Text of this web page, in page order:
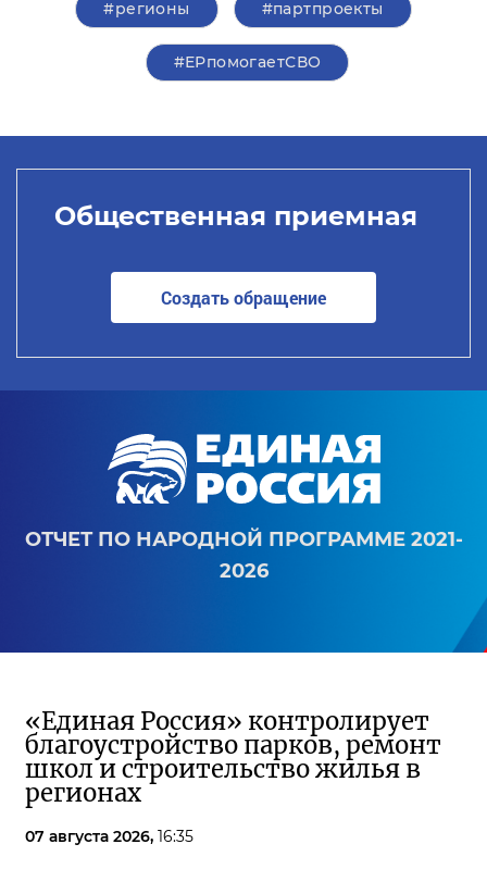
#регионы #партпроекты
#ЕРпомогаетСВО
Общественная приемная
Создать обращение
ОТЧЕТ ПО НАРОДНОЙ ПРОГРАММЕ 2021-
2026
«Единая Россия» контролирует
благоустройство парков, ремонт
школ и строительство жилья в
регионах
07 августа 2026, 16:35